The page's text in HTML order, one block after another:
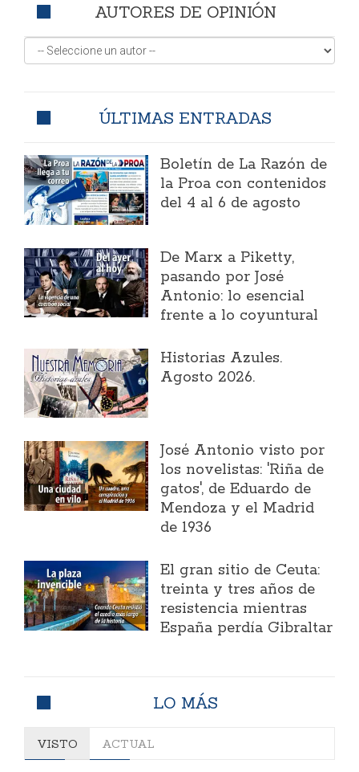
AUTORES DE OPINIÓN
ÚLTIMAS ENTRADAS
Boletín de La Razón de
la Proa con contenidos
del 4 al 6 de agosto
​De Marx a Piketty,
pasando por José
Antonio: lo esencial
frente a lo coyuntural
Historias Azules.
Agosto 2026.
José Antonio visto por
los novelistas: 'Riña de
gatos', de Eduardo de
Mendoza y el Madrid
de 1936
El gran sitio de Ceuta:
treinta y tres años de
resistencia mientras
España perdía Gibraltar
LO MÁS
VISTO ACTUAL